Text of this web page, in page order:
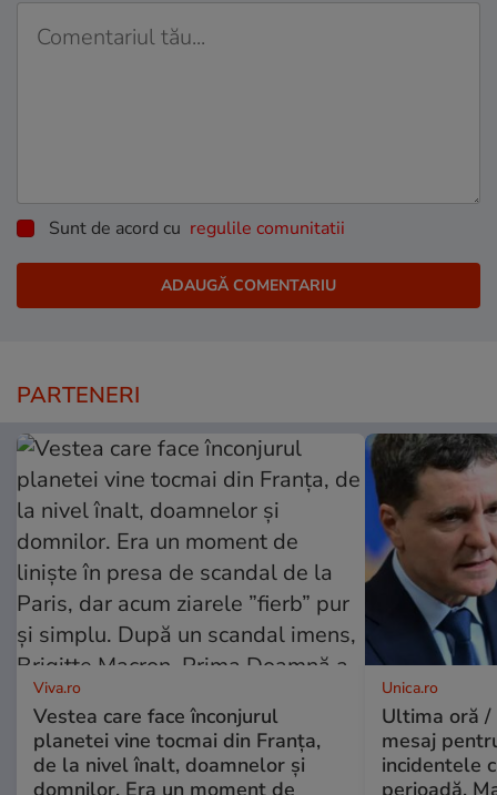
Sunt de acord cu regulile comunitatii
PARTENERI
Viva.ro
Vestea care face înconjurul
planetei vine tocmai din Franța,
de la nivel înalt, doamnelor și
domnilor. Era un moment de
Unica.ro
Ultima oră /
mesaj
incidentele
perioadă.